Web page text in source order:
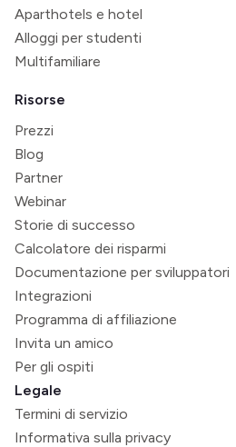
Aparthotels e hotel
Alloggi per studenti
Multifamiliare
Risorse
Prezzi
Blog
Partner
Webinar
Storie di successo
Calcolatore dei risparmi
Documentazione per sviluppatori
Integrazioni
Programma di affiliazione
Invita un amico
Per gli ospiti
Legale
Termini di servizio
Informativa sulla privacy